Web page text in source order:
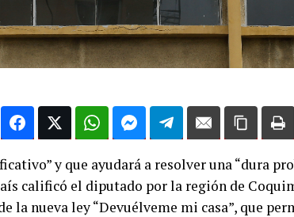
y que ayudará a resolver una “dura
calificó el diputado por la región de
la nueva ley “Devuélveme mi casa”, que